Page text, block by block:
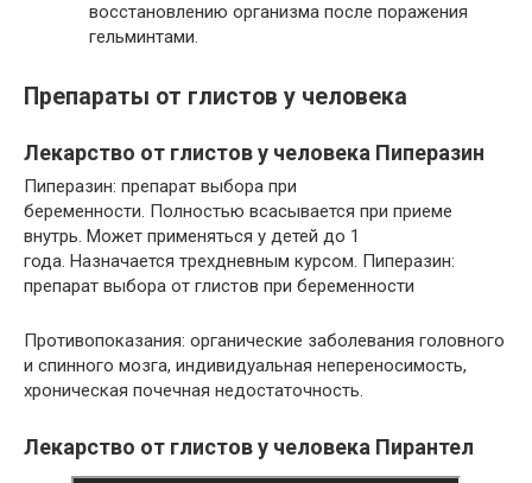
восстановлению организма после поражения
гельминтами.
Препараты от глистов у человека
Лекарство от глистов у человека Пиперазин
Пиперазин: препарат выбора при
беременности. Полностью всасывается при приеме
внутрь. Может применяться у детей до 1
года. Назначается трехдневным курсом. Пиперазин:
препарат выбора от глистов при беременности
Противопоказания: органические заболевания головного
и спинного мозга, индивидуальная непереносимость,
хроническая почечная недостаточность.
Лекарство от глистов у человека Пирантел